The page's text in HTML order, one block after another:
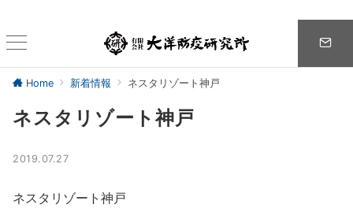
Home 新着情報 ネスタリゾート神戸
ネスタリゾート神戸
2019.07.27
ネスタリゾート神戸